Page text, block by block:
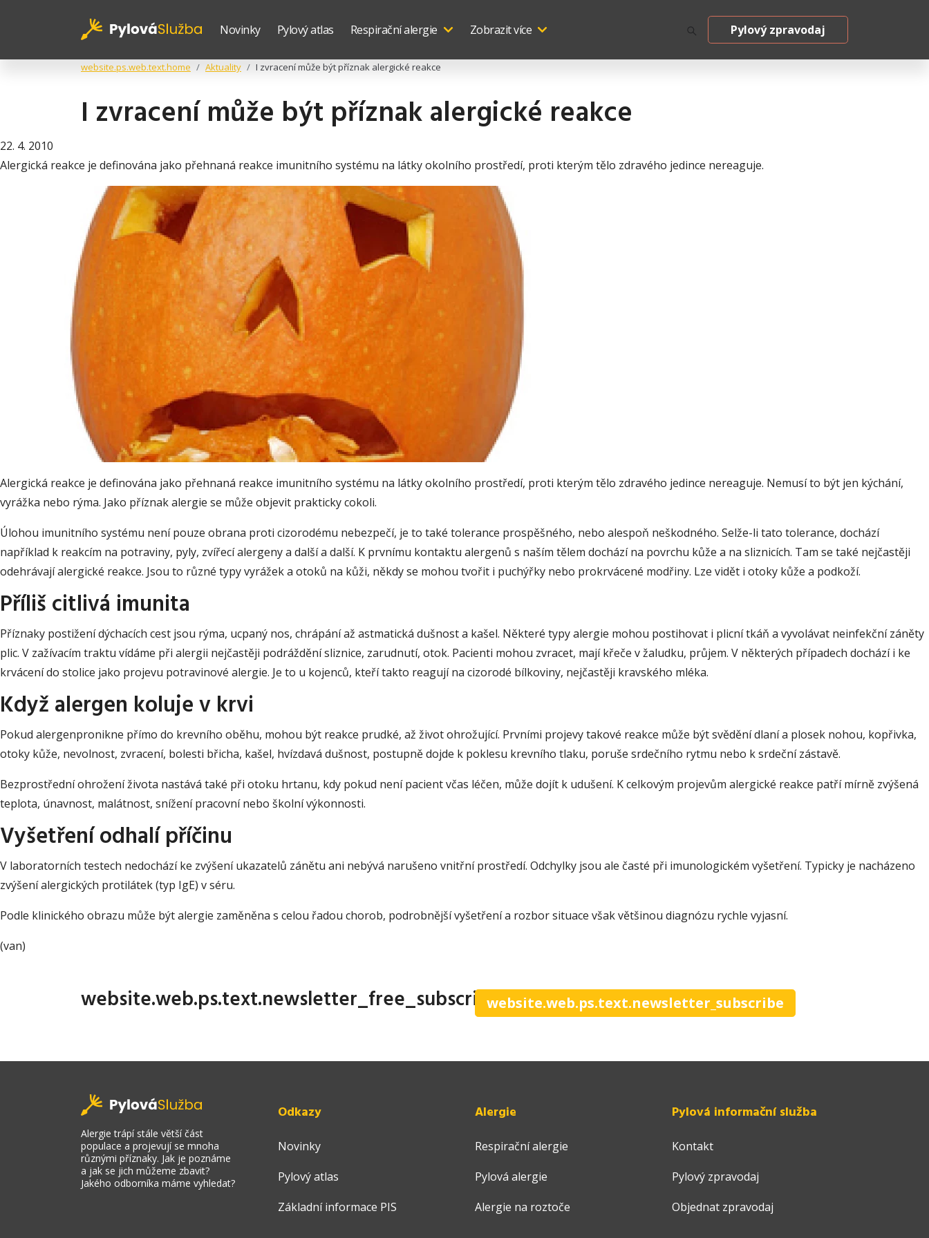
Novinky Pylový atlas Respirační alergie Zobrazit více Pylový zpravodaj
website.ps.web.text.home Aktuality I zvracení může být příznak alergické reakce
I zvracení může být příznak alergické reakce
22. 4. 2010
Alergická reakce je definována jako přehnaná reakce imunitního systému na látky okolního prostředí, proti kterým tělo zdravého jedince nereaguje.
Alergická reakce je definována jako přehnaná reakce imunitního systému na látky okolního prostředí, proti kterým tělo zdravého jedince nereaguje. Nemusí to být jen kýchání,
vyrážka nebo rýma. Jako příznak alergie se může objevit prakticky cokoli.
Úlohou imunitního systému není pouze obrana proti cizorodému nebezpečí, je to také tolerance prospěšného, nebo alespoň neškodného. Selže-li tato tolerance, dochází
například k reakcím na potraviny, pyly, zvířecí alergeny a další a další. K prvnímu kontaktu alergenů s naším tělem dochází na povrchu kůže a na sliznicích. Tam se také nejčastěji
odehrávají alergické reakce. Jsou to různé typy vyrážek a otoků na kůži, někdy se mohou tvořit i puchýřky nebo prokrvácené modřiny. Lze vidět i otoky kůže a podkoží.
Příliš citlivá imunita
Příznaky postižení dýchacích cest jsou rýma, ucpaný nos, chrápání až astmatická dušnost a kašel. Některé typy alergie mohou postihovat i plicní tkáň a vyvolávat neinfekční záněty
plic. V zažívacím traktu vídáme při alergii nejčastěji podráždění sliznice, zarudnutí, otok. Pacienti mohou zvracet, mají křeče v žaludku, průjem. V některých případech dochází i ke
krvácení do stolice jako projevu potravinové alergie. Je to u kojenců, kteří takto reagují na cizorodé bílkoviny, nejčastěji kravského mléka.
Když alergen koluje v krvi
Pokud alergenpronikne přímo do krevního oběhu, mohou být reakce prudké, až život ohrožující. Prvními projevy takové reakce může být svědění dlaní a plosek nohou, kopřivka,
otoky kůže, nevolnost, zvracení, bolesti břicha, kašel, hvízdavá dušnost, postupně dojde k poklesu krevního tlaku, poruše srdečního rytmu nebo k srdeční zástavě.
Bezprostřední ohrožení života nastává také při otoku hrtanu, kdy pokud není pacient včas léčen, může dojít k udušení. K celkovým projevům alergické reakce patří mírně zvýšená
teplota, únavnost, malátnost, snížení pracovní nebo školní výkonnosti.
Vyšetření odhalí příčinu
V laboratorních testech nedochází ke zvýšení ukazatelů zánětu ani nebývá narušeno vnitřní prostředí. Odchylky jsou ale časté při imunologickém vyšetření. Typicky je nacházeno
zvýšení alergických protilátek (typ IgE) v séru.
Podle klinického obrazu může být alergie zaměněna s celou řadou chorob, podrobnější vyšetření a rozbor situace však většinou diagnózu rychle vyjasní.
(van)
website.web.ps.text.newsletter_free_subscribewebsite.web.ps.text.newsletter_subscribe
Alergie trápí stále větší část
populace a projevují se mnoha
různými příznaky. Jak je poznáme
a jak se jich můžeme zbavit?
Jakého odborníka máme vyhledat?
Odkazy
Novinky
Pylový atlas
Základní informace PIS
Alergie
Respirační alergie
Pylová alergie
Alergie na roztoče
Pylová informační služba
Kontakt
Pylový zpravodaj
Objednat zpravodaj